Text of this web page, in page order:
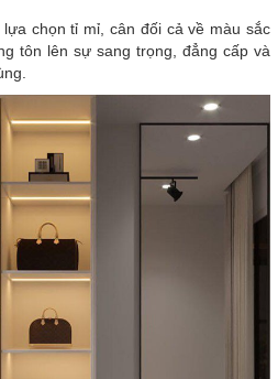
chọn tỉ mỉ, cân đối cả về màu sắc
tôn lên sự sang trọng, đẳng cấp và